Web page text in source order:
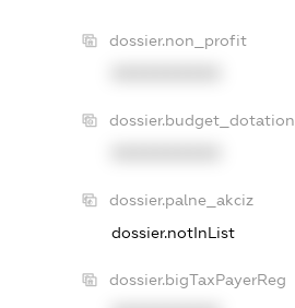
dossier.non_profit
dossier.budget_dotation
dossier.palne_akciz
dossier.notInList
dossier.bigTaxPayerReg